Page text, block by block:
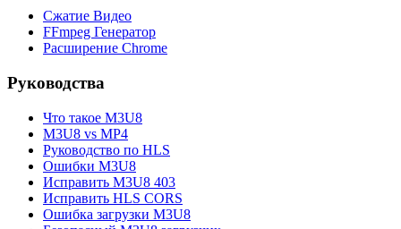
Сжатие Видео
FFmpeg Генератор
Расширение Chrome
Руководства
Что такое M3U8
M3U8 vs MP4
Руководство по HLS
Ошибки M3U8
Исправить M3U8 403
Исправить HLS CORS
Ошибка загрузки M3U8